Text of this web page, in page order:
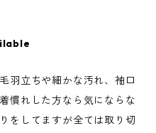
羽立ちや細かな汚れ、袖口
慣れした方なら気にならな
をしてますが全ては取り切